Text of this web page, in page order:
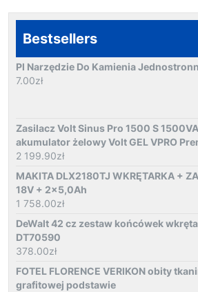
Bestsellers
Pl Narzędzie Do Kamienia
7.00zł
Zasilacz Volt Sinus Pro 1500 S
akumulator żelowy Volt GEL VPRO
2 199.90zł
MAKITA DLX2180TJ WKRĘTARKA +
18V + 2x5,0Ah
1 758.00zł
DeWalt 42 cz zestaw końcówek
DT70590
378.00zł
FOTEL FLORENCE VERIKON obity
grafitowej podstawie